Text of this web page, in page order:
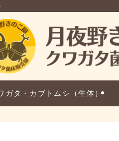
ガタ・カブトムシ（生体）